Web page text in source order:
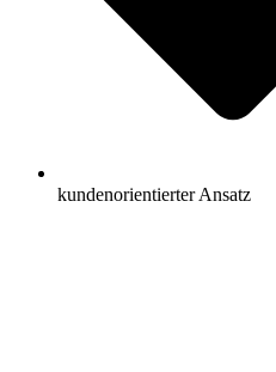
kundenorientierter Ansatz